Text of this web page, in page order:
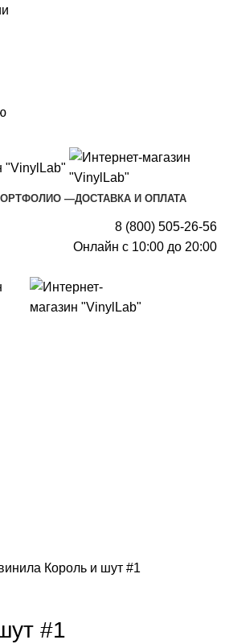
—ДОСТАВКА И ОПЛАТА
8 (800) 505-26-56
Онлайн с 10:00 до 20:00
Король и шут #1
#1